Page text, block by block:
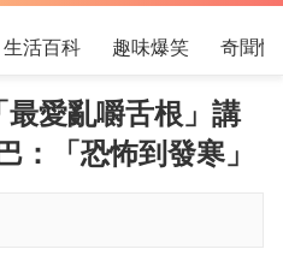
生活百科 趣味爆笑 奇聞怪
愛亂嚼舌根」講
「恐怖到發寒」